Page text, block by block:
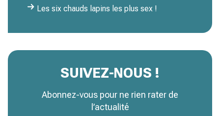
Les six chauds lapins les plus sex !
SUIVEZ-NOUS !
Abonnez-vous pour ne rien rater de
l’actualité